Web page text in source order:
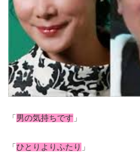
「 男の気持ちです 」
「 ひとりよりふたり 」